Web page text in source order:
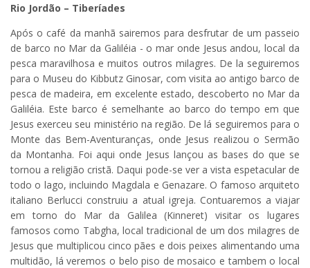
Rio Jordão – Tiberíades
Após o café da manhã sairemos para desfrutar de um passeio
de barco no Mar da Galiléia - o mar onde Jesus andou, local da
pesca maravilhosa e muitos outros milagres. De la seguiremos
para o Museu do Kibbutz Ginosar, com visita ao antigo barco de
pesca de madeira, em excelente estado, descoberto no Mar da
Galiléia. Este barco é semelhante ao barco do tempo em que
Jesus exerceu seu ministério na região. De lá seguiremos para o
Monte das Bem-Aventuranças, onde Jesus realizou o Sermão
da Montanha. Foi aqui onde Jesus lançou as bases do que se
tornou a religião cristã. Daqui pode-se ver a vista espetacular de
todo o lago, incluindo Magdala e Genazare. O famoso arquiteto
italiano Berlucci construiu a atual igreja. Contuaremos a viajar
em torno do Mar da Galilea (Kinneret) visitar os lugares
famosos como Tabgha, local tradicional de um dos milagres de
Jesus que multiplicou cinco pães e dois peixes alimentando uma
multidão, lá veremos o belo piso de mosaico e tambem o local